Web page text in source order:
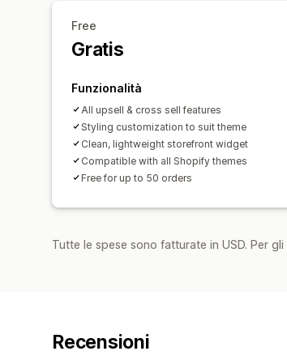
Free
Gratis
Funzionalità
All upsell & cross sell features
Styling customization to suit theme
Clean, lightweight storefront widget
Compatible with all Shopify themes
Free for up to 50 orders
Tutte le spese sono fatturate in USD. Per
Recensioni